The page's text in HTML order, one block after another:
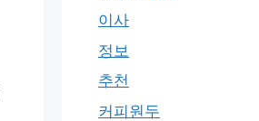
이사
정보
추천
커피원두